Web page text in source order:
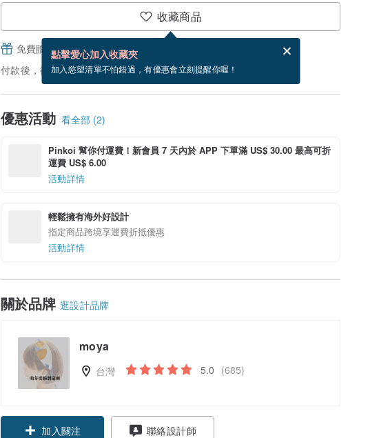
收藏商品
點擊愛心加入收藏夾
加入慾望清單不怕錯過，有優惠會立刻提醒你喔！
免費贈送電子賀卡，結帳完成後填寫
付款後，從備貨到寄出商品為 1 個工作天。（不包含假日）
優惠活動 看全部 (2)
Pinkoi 幫你付運費！新會員 7 天內於 APP 下單滿 US$ 30.00 最高可折
運費 US$ 6.00
活動詳情
輕鬆擁有海外好設計
指定商品跨境享運費折抵優惠
活動詳情
關於品牌 逛設計品牌
moya
台灣 5.0 (685)
加入關注 聯絡設計師